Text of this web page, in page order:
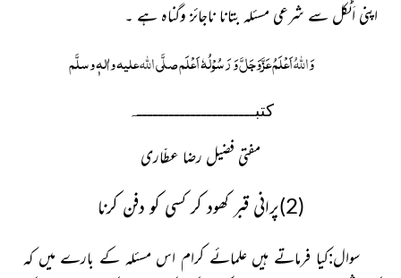
اپنی اَٹکل سے شرعی مسئلہ بتانا ناجائز وگناہ ہے ۔
وَاللہُاَعْلَمُ عَزَّوَجَلَّ وَ رَسُوْلُہٗ اَعْلَم صلَّیاللہعلیہ واٰلہٖ وسلَّم
کتبــــــــــــــــــــــہ
مفتی فضیل رضا عطّاری
(2)پرانی قبر کھود کر کسی کو دفن کرنا
سوال:کیا فرماتے ہیں علمائے کرام اس مسئلہ کے بارے میں کہ